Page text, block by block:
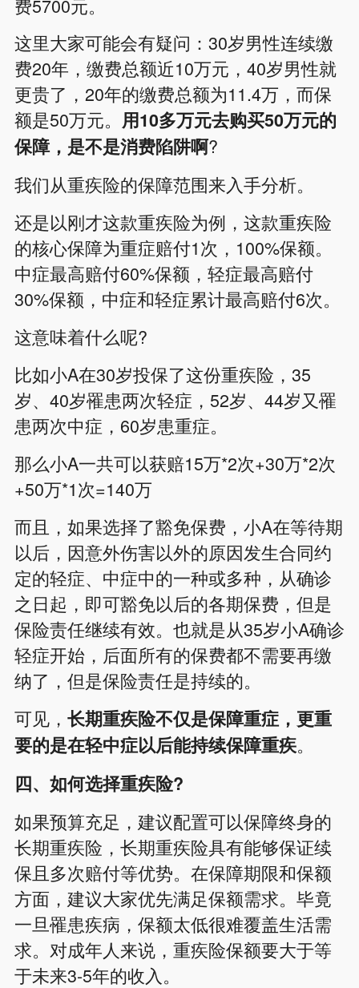
这里大家可能会有疑问：30岁男性连续缴
费20年，缴费总额近10万元，40岁男性就
更贵了，20年的缴费总额为11.4万，而保
额是50万元。 用10多万元去购买50万元的
保障，是不是消费陷阱啊?
我们从重疾险的保障范围来入手分析。
还是以刚才这款重疾险为例，这款重疾险
的核心保障为重症赔付1次，100%保额。
中症最高赔付60%保额，轻症最高赔付
30%保额，中症和轻症累计最高赔付6次。
这意味着什么呢?
比如小A在30岁投保了这份重疾险，35
岁、40岁罹患两次轻症，52岁、44岁又罹
患两次中症，60岁患重症。
那么小A一共可以获赔15万*2次+30万*2次
+50万*1次=140万
而且，如果选择了豁免保费，小A在等待期
以后，因意外伤害以外的原因发生合同约
定的轻症、中症中的一种或多种，从确诊
之日起，即可豁免以后的各期保费，但是
保险责任继续有效。也就是从35岁小A确诊
轻症开始，后面所有的保费都不需要再缴
纳了，但是保险责任是持续的。
可见， 长期重疾险不仅是保障重症，更重
要的是在轻中症以后能持续保障重疾。
四、如何选择重疾险?
如果预算充足，建议配置可以保障终身的
长期重疾险，长期重疾险具有能够保证续
保且多次赔付等优势。在保障期限和保额
方面，建议大家优先满足保额需求。毕竟
一旦罹患疾病，保额太低很难覆盖生活需
求。对成年人来说，重疾险保额要大于等
于未来3-5年的收入。